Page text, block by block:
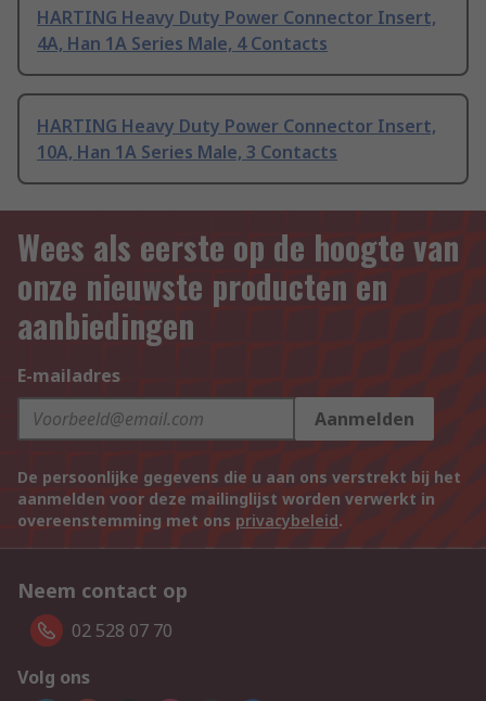
HARTING Heavy Duty Power Connector Insert,
4A, Han 1A Series Male, 4 Contacts
HARTING Heavy Duty Power Connector Insert,
10A, Han 1A Series Male, 3 Contacts
Wees als eerste op de hoogte van
onze nieuwste producten en
aanbiedingen
E-mailadres
Aanmelden
De persoonlijke gegevens die u aan ons verstrekt bij het
aanmelden voor deze mailinglijst worden verwerkt in
overeenstemming met ons privacybeleid.
Neem contact op
02 528 07 70
Volg ons